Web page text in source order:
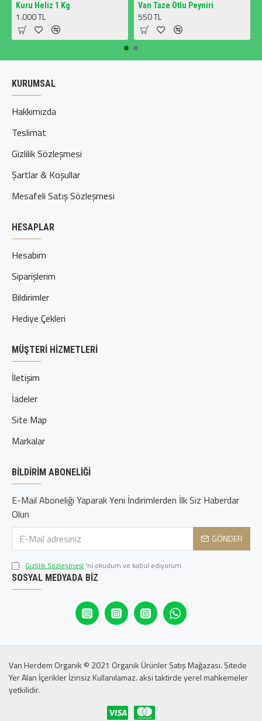
Kuru Heliz 1 Kg
1.000 TL
Van Taze Otlu Peyniri
550 TL
KURUMSAL
Hakkımızda
Teslimat
Gizlilik Sözleşmesi
Şartlar & Koşullar
Mesafeli Satış Sözleşmesi
HESAPLAR
Hesabım
Siparişlerim
Bildirimler
Hediye Çekleri
MÜŞTERI HIZMETLERI
İletişim
İadeler
Site Map
Markalar
BILDIRIM ABONELIĞI
E-Mail Aboneliği Yaparak Yeni İndirimlerden İlk Siz Haberdar
Olun
GÖNDER
Gizlilik Sözleşmesi 'ni okudum ve kabul ediyorum.
SOSYAL MEDYADA BIZ
Van Herdem Organik © 2021 Organik Ürünler Satış Mağazası. Sitede
Yer Alan İçerikler İzinsiz Kullanılamaz. aksi taktirde yerel mahkemeler
yetkilidir.